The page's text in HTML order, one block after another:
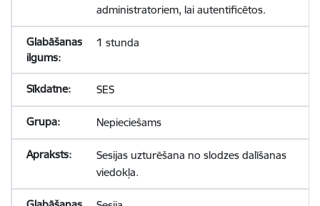
administratoriem, lai autentificētos.
1 stunda
SES
Nepieciešams
Sesijas uzturēšana no slodzes dalīšanas
viedokļa.